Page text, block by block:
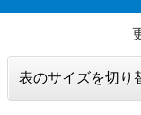
表のサイズを切り